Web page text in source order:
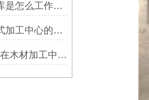
加工中心圆盘式刀库是怎么工作的？
立式加工中心和卧式加工中心的区别
VMC1160加工中心在木材加工中的应用